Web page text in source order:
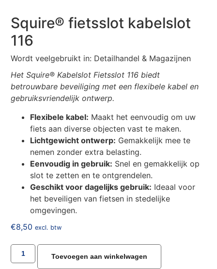
Squire® fietsslot kabelslot
116
Wordt veelgebruikt in: Detailhandel & Magazijnen
Het Squire® Kabelslot Fietsslot 116 biedt
betrouwbare beveiliging met een flexibele kabel en
gebruiksvriendelijk ontwerp.
Flexibele kabel: Maakt het eenvoudig om uw
fiets aan diverse objecten vast te maken.
Lichtgewicht ontwerp: Gemakkelijk mee te
nemen zonder extra belasting.
Eenvoudig in gebruik: Snel en gemakkelijk op
slot te zetten en te ontgrendelen.
Geschikt voor dagelijks gebruik: Ideaal voor
het beveiligen van fietsen in stedelijke
omgevingen.
€8,50 excl. btw
Toevoegen aan winkelwagen